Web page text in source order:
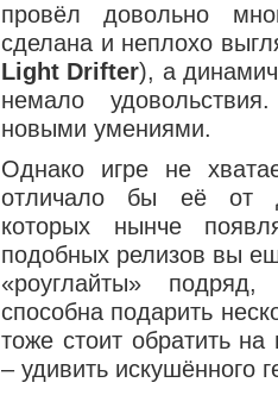
провёл довольно
сделана и неплохо
Light Drifter), а
немало
новыми умениями.
Однако игре не
отличало бы её от
которых нынче
подобных релизов вы
«роуглайты»
способна подарить
тоже стоит обратить
– удивить искушённого